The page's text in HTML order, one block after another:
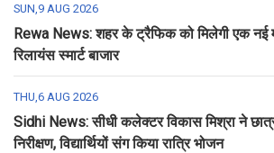
SUN,9 AUG 2026
Rewa News: शहर के ट्रैफिक को मिलेगी एक नई
रिलायंस स्मार्ट बाजार
THU,6 AUG 2026
Sidhi News: सीधी कलेक्टर विकास मिश्रा ने
निरीक्षण, विद्यार्थियों संग किया रात्रि भोजन